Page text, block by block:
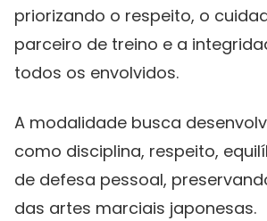
priorizando o respeito, o
parceiro de treino e a
todos os envolvidos.
A modalidade busca
como disciplina, respeito,
de defesa pessoal,
das artes marciais japonesas.